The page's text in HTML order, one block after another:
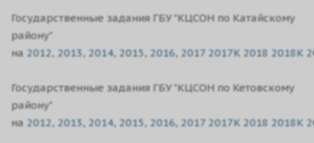
Государственные задания ГБУ "КЦСОН по Катайскому
району"
на 2012, 2013, 2014, 2015, 2016, 20172017K 2018 2018K
Государственные задания ГБУ "КЦСОН по Кетовскому
району"
на 2012, 2013, 2014, 2015, 2016, 20172017K 2018 2018K